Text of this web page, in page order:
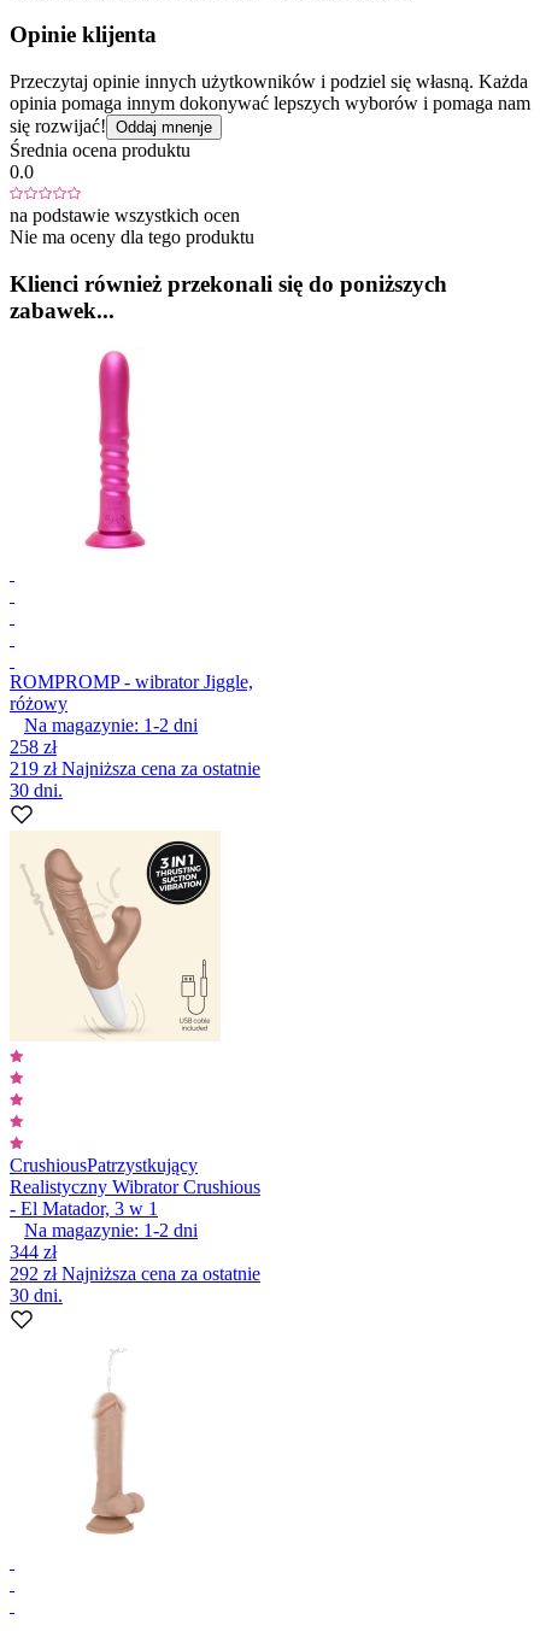
Opinie klijenta
Przeczytaj opinie innych użytkowników i podziel się własną. Każda
opinia pomaga innym dokonywać lepszych wyborów i pomaga nam
się rozwijać! Oddaj mnenje
Średnia ocena produktu
0.0
na podstawie wszystkich ocen
Nie ma oceny dla tego produktu
Klienci również przekonali się do poniższych
zabawek...
ROMPROMP - wibrator Jiggle,
różowy
Na magazynie: 1-2 dni
258 zł
219 złNajniższa cena za ostatnie
30 dni.
CrushiousPatrzystkujący
Realistyczny Wibrator Crushious
- El Matador, 3 w 1
Na magazynie: 1-2 dni
344 zł
292 złNajniższa cena za ostatnie
30 dni.